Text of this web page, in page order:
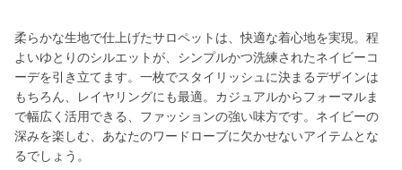
柔らかな生地で仕上げたサロペットは、快適な着心地を実現。程
よいゆとりのシルエットが、シンプルかつ洗練されたネイビーコ
ーデを引き立てます。一枚でスタイリッシュに決まるデザインは
もちろん、レイヤリングにも最適。カジュアルからフォーマルま
で幅広く活用できる、ファッションの強い味方です。ネイビーの
深みを楽しむ、あなたのワードローブに欠かせないアイテムとな
るでしょう。